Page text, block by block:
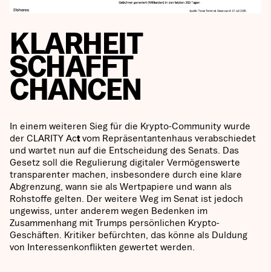
KLARHEIT
SCHAFFT
CHANCEN
In einem weiteren Sieg für die Krypto-Community wurde
der CLARITY Actvom Repräsentantenhaus verabschiedet
und wartet nun auf die Entscheidung des Senats. Das
Gesetz soll die Regulierung digitaler Vermögenswerte
transparenter machen, insbesondere durch eine klare
Abgrenzung, wann sie als Wertpapiere und wann als
Rohstoffe gelten. Der weitere Weg im Senat ist jedoch
ungewiss, unter anderem wegen Bedenken im
Zusammenhang mit Trumps persönlichen Krypto-
Geschäften. Kritiker befürchten, das könne als Duldung
von Interessenkonflikten gewertet werden.